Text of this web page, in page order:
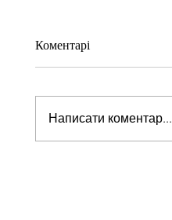
Коментарі
Написати коментар...